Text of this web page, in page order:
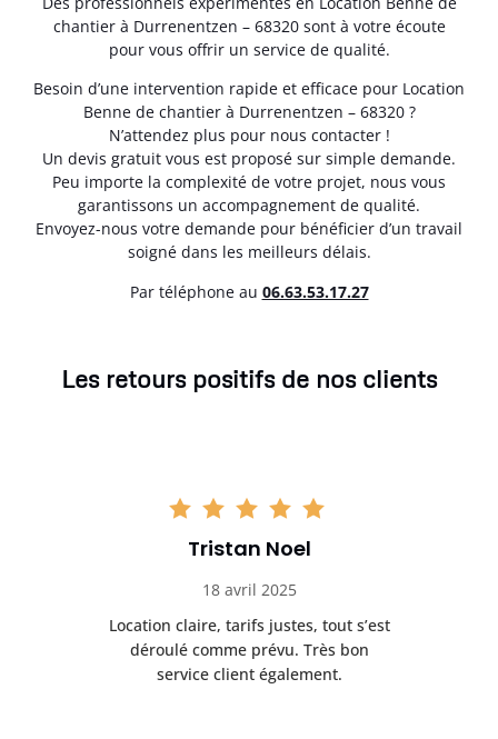
chantier à Durrenentzen – 68320 sont à votre écoute
pour vous offrir un service de qualité.
Besoin d’une intervention rapide et efficace pour Location
Benne de chantier à Durrenentzen – 68320 ?
N’attendez plus pour nous contacter !
Un devis gratuit vous est proposé sur simple demande.
Peu importe la complexité de votre projet, nous vous
garantissons un accompagnement de qualité.
Envoyez-nous votre demande pour bénéficier d’un travail
soigné dans les meilleurs délais.
Par téléphone au 06.63.53.17.27
Les retours positifs de nos clients
Tristan Noel
18 avril 2025
Location claire, tarifs justes, tout s’est
déroulé comme prévu. Très bon
service client également.